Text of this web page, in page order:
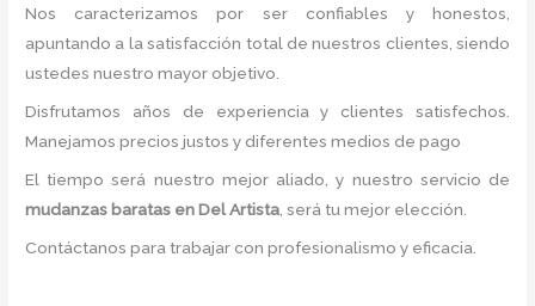
Nos caracterizamos por ser confiables y honestos,
apuntando a la satisfacción total de nuestros clientes, siendo
ustedes nuestro mayor objetivo.
Disfrutamos años de experiencia y clientes satisfechos.
Manejamos precios justos y diferentes medios de pago
El tiempo será nuestro mejor aliado, y nuestro servicio de
mudanzas baratas en Del Artista , será tu mejor elección.
Contáctanos para trabajar con profesionalismo y eficacia.